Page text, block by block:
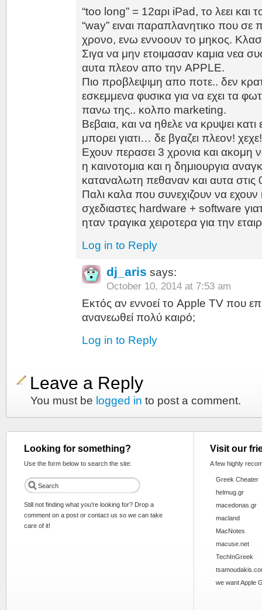
“too long” = 12αρι iPad, το λεει και
“way” ειναι παραπλανητικο που σε
χρονο, ενω εννοουν το μηκος.
Σιγα να μην ετοιμασαν καμια νεα
αυτα πλεον απο την APPLE.
Πιο προβλεψιμη απο ποτε.. δεν
εσκεμμενα φυσικα για να εχει τα
πανω της.. κολπο marketing.
Βεβαια, και να ηθελε να κρυψει
μπορει γιατι… δε βγαζει πλεον! χεχε!
Εχουν περασει 3 χρονια και ακομη
η καινοτομια και η δημιουργια
καταναλωτη πεθαναν και αυτα στις
Παλι καλα που συνεχιζουν να εχουν
σχεδιαστες hardware + software
ηταν τραγικα χειροτερα για την
Log in to Reply
dj_aris says:
October 10, 2014 at 7:53 am
Εκτός αν εννοεί το Apple TV που
ανανεωθεί πολύ καιρό;
Log in to Reply
Leave a Reply
You must be logged in to post a comment.
Looking for something?
Use the form below to search the site:
Still not finding what you're looking for? Drop a
comment on a post or contact us so we can take
care of it!
Visit our
A few highly
Greek Cheater
helmug.gr
macedonas.gr
macland
MacNotes
macuse.net
TechInGreek
we want Apple